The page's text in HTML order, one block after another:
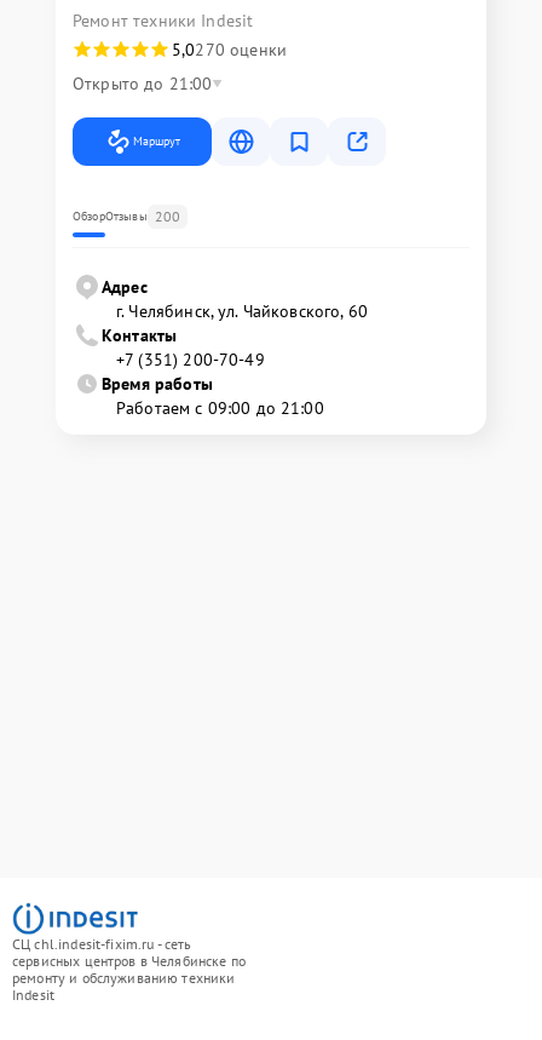
Ремонт техники Indesit
5,0270 оценки
Открыто до 21:00
Маршрут
ОбзорОтзывы 200
Адрес
г. Челябинск, ул. Чайковского, 60
Контакты
+7 (351) 200-70-49
Время работы
Работаем с 09:00 до 21:00
СЦ chl.indesit-fixim.ru - сеть
сервисных центров в Челябинске по
ремонту и обслуживанию техники
Indesit